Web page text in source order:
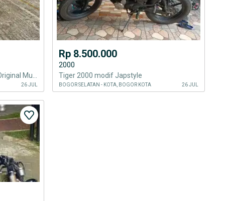
26 JUL
Rp 8.500.000
2000
Tiger 2000 modif Japstyle
BOGOR SELATAN - KOTA, BOGOR KOTA 26 JUL